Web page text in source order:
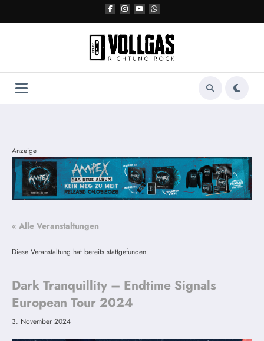
Anzeige
« Alle Veranstaltungen
Diese Veranstaltung hat bereits stattgefunden.
Dark Tranquillity – Endtime Signals
European Tour 2024
3. November 2024